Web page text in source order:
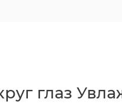
глаз